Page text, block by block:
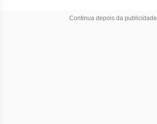
Continua depois da publicidade